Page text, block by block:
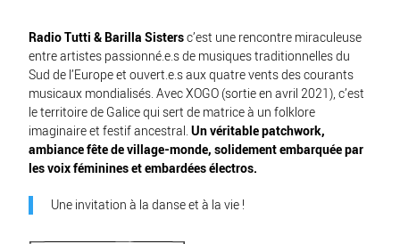
Radio Tutti & Barilla Sistersc’est une rencontre miraculeuse
entre artistes passionné.e.s de musiques traditionnelles du
Sud de l’Europe et ouvert.e.s aux quatre vents des courants
musicaux mondialisés. Avec XOGO (sortie en avril 2021), c’est
le territoire de Galice qui sert de matrice à un folklore
imaginaire et festif ancestral. Un véritable patchwork,
ambiance fête de village-monde, solidement embarquée par
les voix féminines et embardées électros.
Une invitation à la danse et à la vie !